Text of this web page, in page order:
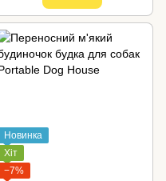
Новинка
Хіт
−7%